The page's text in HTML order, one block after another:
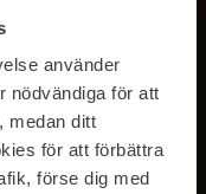
använder
nödvändiga för att
medan ditt
för att förbättra
förse dig med
. Du kan melde deg